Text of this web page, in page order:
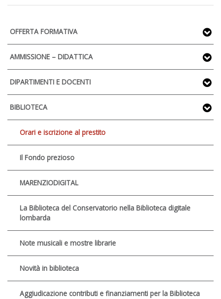
OFFERTA FORMATIVA
AMMISSIONE – DIDATTICA
DIPARTIMENTI E DOCENTI
BIBLIOTECA
Orari e iscrizione al prestito
Il Fondo prezioso
MARENZIODIGITAL
La Biblioteca del Conservatorio nella Biblioteca digitale
lombarda
Note musicali e mostre librarie
Novità in biblioteca
Aggiudicazione contributi e finanziamenti per la Biblioteca